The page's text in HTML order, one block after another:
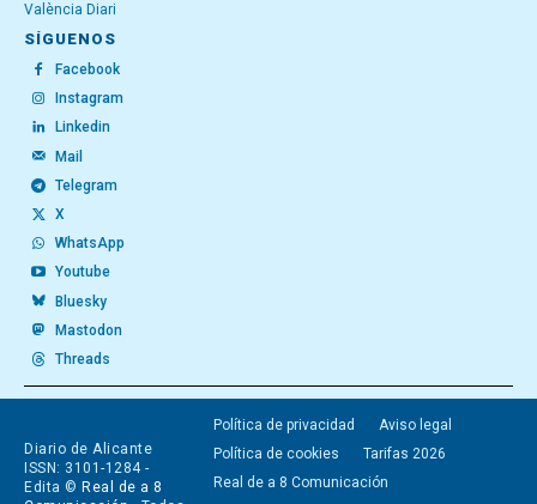
València Diari
SÍGUENOS
Facebook
Instagram
Linkedin
Mail
Telegram
X
WhatsApp
Youtube
Bluesky
Mastodon
Threads
Diario de Alicante
ISSN: 3101-1284 -
Edita © Real de a 8
Política de privacidad
Aviso legal
Política de cookies
Tarifas 2026
Real de a 8 Comunicación